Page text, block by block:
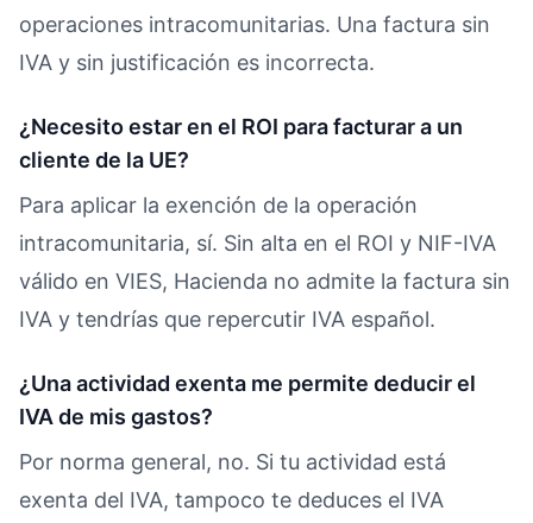
operaciones intracomunitarias. Una factura sin
IVA y sin justificación es incorrecta.
¿Necesito estar en el ROI para facturar a un
cliente de la UE?
Para aplicar la exención de la operación
intracomunitaria, sí. Sin alta en el ROI y NIF-IVA
válido en VIES, Hacienda no admite la factura sin
IVA y tendrías que repercutir IVA español.
¿Una actividad exenta me permite deducir el
IVA de mis gastos?
Por norma general, no. Si tu actividad está
exenta del IVA, tampoco te deduces el IVA